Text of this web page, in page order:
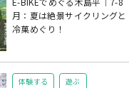
月：夏は絶景サイクリングと
冷菓めぐり！
体験する
遊ぶ